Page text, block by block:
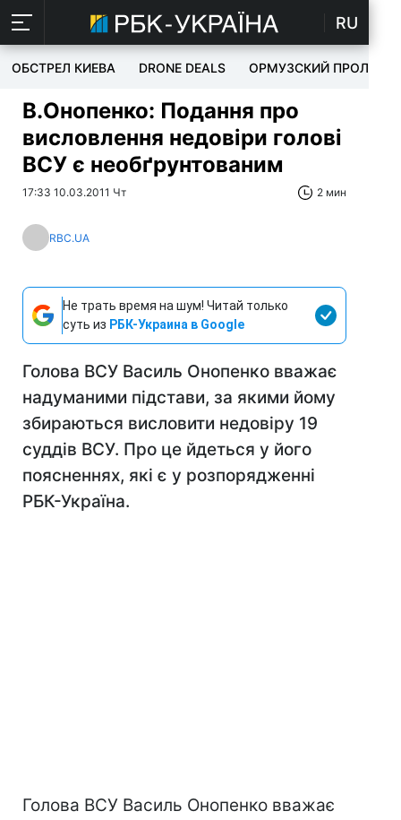
RU
ОБСТРЕЛ КИЕВА DRONE DEALS ОРМУЗСКИЙ ПРОЛИВ
В.Онопенко: Подання про
висловлення недовіри голові
ВСУ є необґрунтованим
17:33 10.03.2011 Чт 2 мин
RBC.UA
Не трать время на шум! Читай только
суть из РБК-Украина в Google
Голова ВСУ Василь Онопенко вважає
надуманими підстави, за якими йому
збираються висловити недовіру 19
суддів ВСУ. Про це йдеться у його
поясненнях, які є у розпорядженні
РБК-Україна.
Голова ВСУ Василь Онопенко вважає